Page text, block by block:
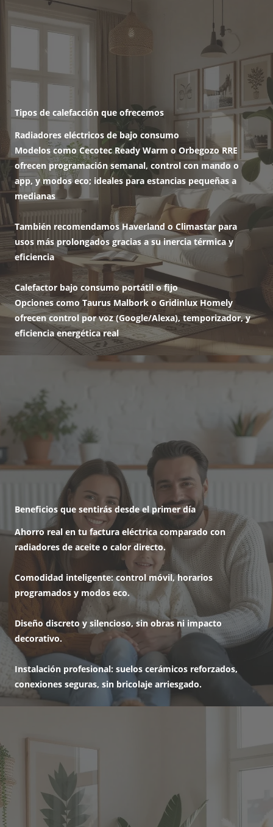
Tipos de calefacción que ofrecemos
Radiadores eléctricos de bajo consumo
Modelos como Cecotec Ready Warm o Orbegozo RRE
ofrecen programación semanal, control con mando o
app, y modos eco; ideales para estancias pequeñas a
medianas
También recomendamos Haverland o Climastar para
usos más prolongados gracias a su inercia térmica y
eficiencia
Calefactor bajo consumo portátil o fijo
Opciones como Taurus Malbork o Gridinlux Homely
ofrecen control por voz (Google/Alexa), temporizador, y
eficiencia energética real
Beneficios que sentirás desde el primer día
Ahorro real en tu factura eléctricacomparado con
radiadores de aceite o calor directo.
Comodidad inteligente: control móvil, horarios
programados y modos eco.
Diseño discreto y silencioso, sin obras ni impacto
decorativo.
Instalación profesional: suelos cerámicos reforzados,
conexiones seguras, sin bricolaje arriesgado.